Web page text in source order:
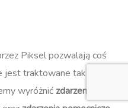
Piksel pozwalają coś
jest traktowane tak samo
wyróżnić zdarzenia